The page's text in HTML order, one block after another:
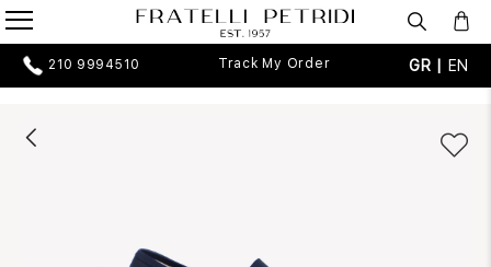
210 9994510 Track My Order GR | EN